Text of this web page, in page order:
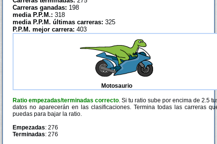
Carreras ganadas: 198
media P.P.M.: 318
media P.P.M. últimas carreras: 325
P.P.M. mejor carrera: 403
Motosaurio
Ratio empezadas/terminadas correcto. Si tu ratio sube por encima de 2.5
datos no aparecerán en las clasificaciones. Termina todas las carreras
puedas para bajar la ratio.
Empezadas: 276
Terminadas: 276